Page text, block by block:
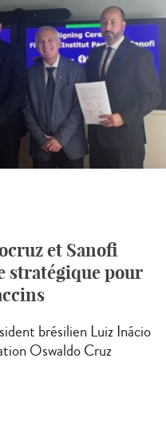
et Sanofi
stratégique pour
brésilien Luiz Inácio
Oswaldo Cruz